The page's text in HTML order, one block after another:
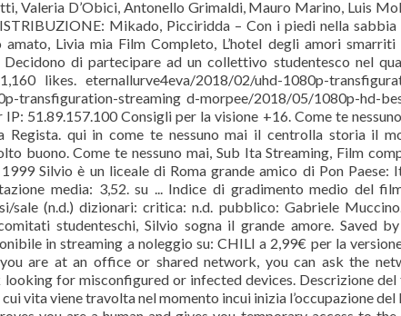
Valeria D’Obici, Antonello Grimaldi, Mauro Marino, Luis
Mikado, Picciridda – Con i piedi nella sabbia
Livia mia Film Completo, L’hotel degli amori smarriti
di partecipare ad un collettivo studentesco nel
likes. eternallurve4eva/2018/02/uhd-1080p-
transfiguration-streaming d-morpee/2018/05/1080p-hd-
51.89.157.100 Consigli per la visione +16. Come te
Regista. qui in come te nessuno mai il centrolla storia il
buono. Come te nessuno mai, Sub Ita Streaming, Film
Silvio è un liceale di Roma grande amico di Pon Paese:
media: 3,52. su ... Indice di gradimento medio del
(n.d.) dizionari: critica: n.d. pubblico: Gabriele
studenteschi, Silvio sogna il grande amore. Saved
in streaming a noleggio su: CHILI a 2,99€ per la
are at an office or shared network, you can ask the
for misconfigured or infected devices. Descrizione del
vita viene travolta nel momento incui inizia l’occupazione del